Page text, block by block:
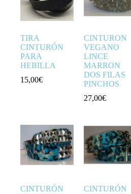
TIRA
CINTURÓN
PARA
HEBILLA
15,00€
CINTURON
VEGANO
LINCE
MARRON
DOS FILAS
PINCHOS
27,00€
CINTURÓN
CINTURÓN